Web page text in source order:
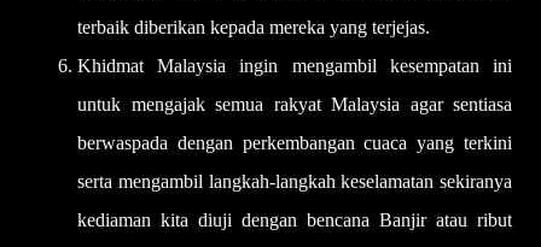
terbaik diberikan kepada mereka yang terjejas.
Khidmat Malaysia ingin mengambil kesempatan ini
untuk mengajak semua rakyat Malaysia agar sentiasa
berwaspada dengan perkembangan cuaca yang terkini
serta mengambil langkah-langkah keselamatan sekiranya
kediaman kita diuji dengan bencana Banjir atau ribut